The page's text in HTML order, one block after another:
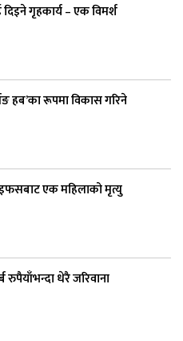
गृहकार्य – एक विमर्श
हब’का रूपमा विकास गरिने
एक महिलाको मृत्यु
धेरै जरिवाना